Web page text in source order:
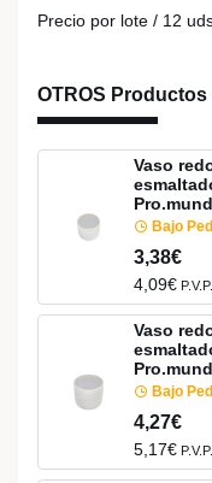
Precio por lote / 12
OTROS
Vaso
Bajo
3,38€
4,09€ P.V.P.
Vaso
Bajo
4,27€
5,17€ P.V.P.